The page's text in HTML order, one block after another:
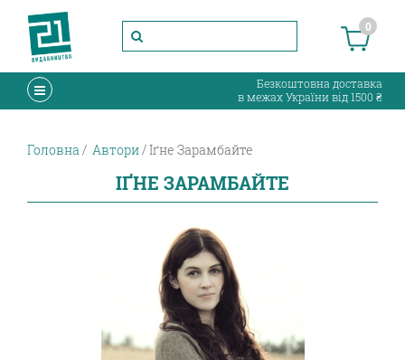
0
Безкоштовна доставка
в межах України від 1500 ₴
Головна Автори Іґне Зарамбайте
ІҐНЕ ЗАРАМБАЙТЕ